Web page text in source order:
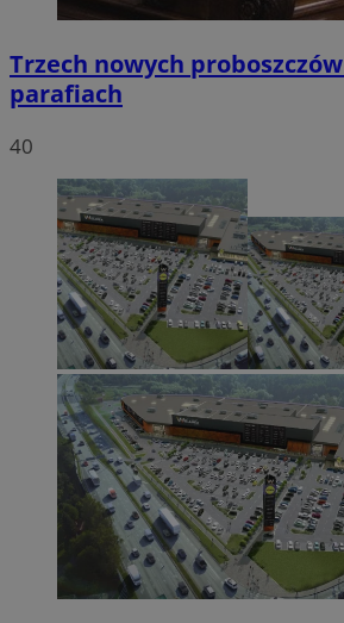
Trzech nowych
parafiach
40